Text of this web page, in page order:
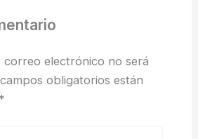
correo electrónico no será
obligatorios están
*